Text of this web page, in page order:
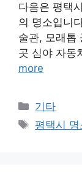
다음은 평택
의 명소입니
술관, 모래톱
곳 심야 자동
more
Categories
기타
Tags
평택시 명